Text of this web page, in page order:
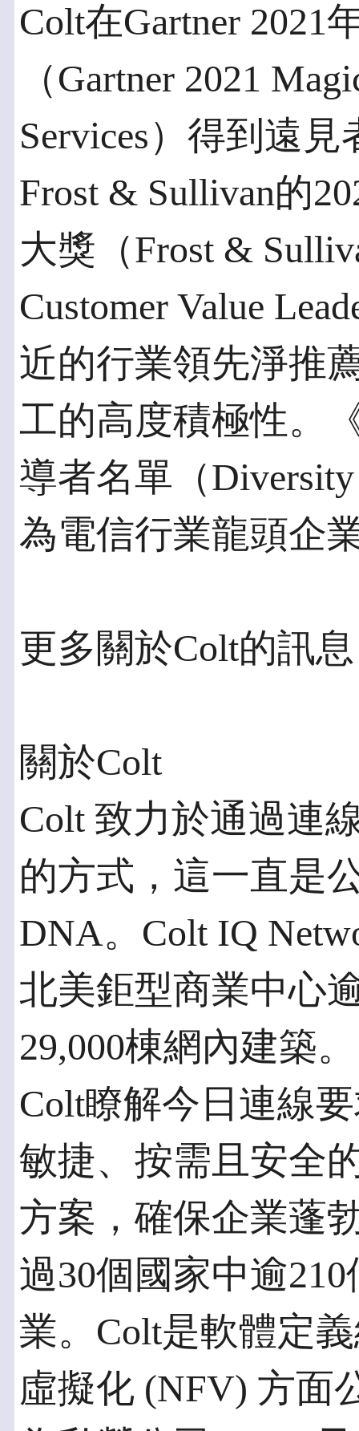
Colt在Gartner 2021
（Gartner 2021
Services）得到遠
Frost & Sullivan的
大獎（Frost &
Customer Value
近的行業領先淨推
工的高度積極性。
導者名單（
為電信行業龍頭企
更多關於Colt的訊
關於Colt
Colt 致力於通過連
的方式，這一直是
DNA。Colt IQ
北美鉅型商業中心
29,000棟網內建築。
Colt瞭解今日連線
敏捷、按需且安全
方案，確保企業蓬
過30個國家中逾
業。Colt是軟體定
虛擬化 (NFV) 方面